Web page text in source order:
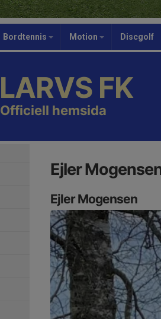
Bordtennis Motion Discgolf
LARVS FK
Officiell hemsida
Ejler
Ejler Mogensen